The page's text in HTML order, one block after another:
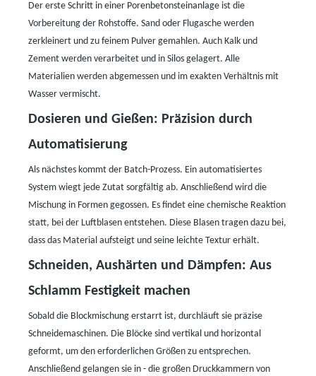
Der erste Schritt in einer Porenbetonsteinanlage ist die
Vorbereitung der Rohstoffe. Sand oder Flugasche werden
zerkleinert und zu feinem Pulver gemahlen. Auch Kalk und
Zement werden verarbeitet und in Silos gelagert. Alle
Materialien werden abgemessen und im exakten Verhältnis mit
Wasser vermischt.
Dosieren und Gießen: Präzision durch
Automatisierung
Als nächstes kommt der Batch-Prozess. Ein automatisiertes
System wiegt jede Zutat sorgfältig ab. Anschließend wird die
Mischung in Formen gegossen. Es findet eine chemische Reaktion
statt, bei der Luftblasen entstehen. Diese Blasen tragen dazu bei,
dass das Material aufsteigt und seine leichte Textur erhält.
Schneiden, Aushärten und Dämpfen: Aus
Schlamm Festigkeit machen
Sobald die Blockmischung erstarrt ist, durchläuft sie präzise
Schneidemaschinen. Die Blöcke sind vertikal und horizontal
geformt, um den erforderlichen Größen zu entsprechen.
Anschließend gelangen sie in - die großen Druckkammern von